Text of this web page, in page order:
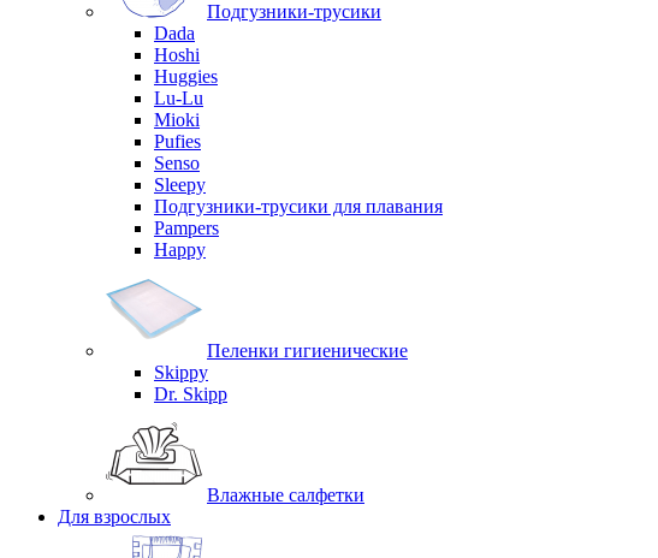
Подгузники-трусики
Dada
Hoshi
Huggies
Lu-Lu
Mioki
Pufies
Senso
Sleepy
Подгузники-трусики для плавания
Pampers
Happy
Пеленки гигиенические
Skippy
Dr. Skipp
Влажные салфетки
Для взрослых